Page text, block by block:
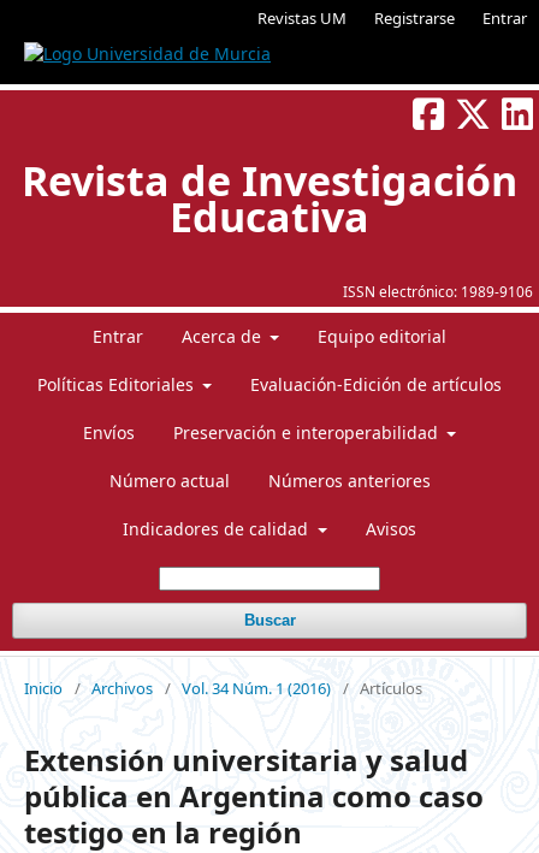
Revistas UM Registrarse Entrar
ISSN electrónico: 1989-9106
Revista de Investigación
Educativa
Entrar Acerca de Equipo editorial
Políticas Editoriales Evaluación-Edición de artículos
Envíos Preservación e interoperabilidad
Número actual Números anteriores
Indicadores de calidad Avisos
Buscar
Inicio / Archivos / Vol. 34 Núm. 1 (2016) / Artículos
Extensión universitaria y salud
pública en Argentina como caso
testigo en la región